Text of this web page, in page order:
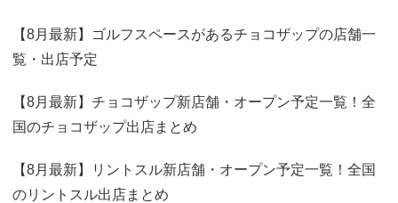
【8月最新】ゴルフスペースがあるチョコザップの店舗一
覧・出店予定
【8月最新】チョコザップ新店舗・オープン予定一覧！全
国のチョコザップ出店まとめ
【8月最新】リントスル新店舗・オープン予定一覧！全国
のリントスル出店まとめ